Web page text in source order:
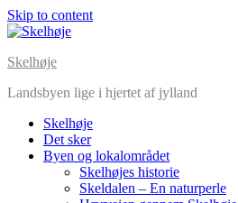
Skip to content
Skelhøje
Landsbyen lige i hjertet af jylland
Skelhøje
Det sker
Byen og lokalområdet
Skelhøjes historie
Skeldalen – En naturperle